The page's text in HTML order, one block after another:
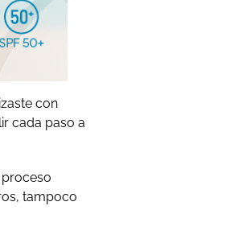
con
cada paso a
tampoco